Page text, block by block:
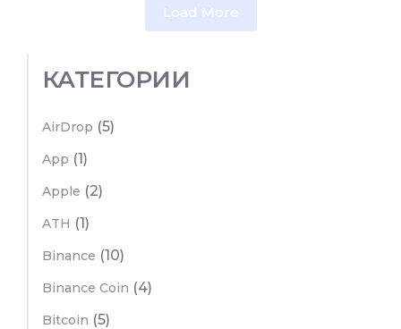
Load More
КАТЕГОРИИ
AirDrop (5)
App (1)
Apple (2)
ATH (1)
Binance (10)
Binance Coin (4)
Bitcoin (5)